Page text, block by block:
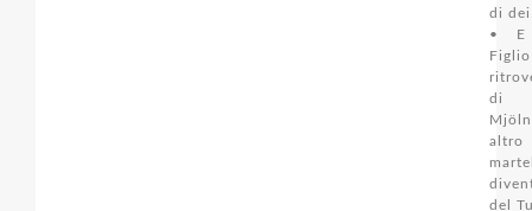
di
• E
di
altro
del